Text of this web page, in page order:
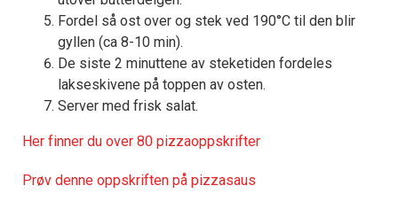
Fordel så ost over og stek ved 190°C til den blir
gyllen (ca 8-10 min).
De siste 2 minuttene av steketiden fordeles
lakseskivene på toppen av osten.
Server med frisk salat.
Her finner du over 80 pizzaoppskrifter
Prøv denne oppskriften på pizzasaus